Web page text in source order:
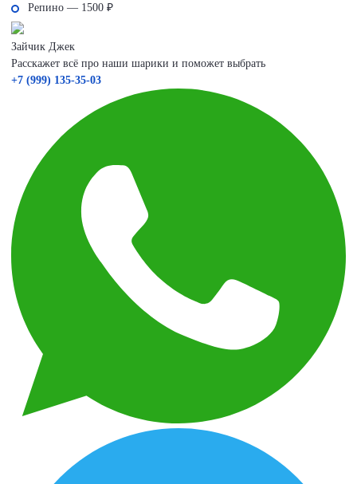
Репино — 1500 ₽
Зайчик Джек
Расскажет всё про наши шарики и поможет выбрать
+7 (999) 135-35-03